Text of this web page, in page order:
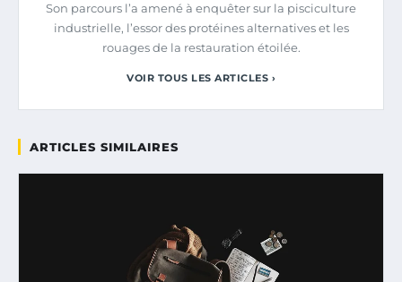
Son parcours l’a amené à enquêter sur la pisciculture
industrielle, l’essor des protéines alternatives et les
rouages de la restauration étoilée.
VOIR TOUS LES ARTICLES ›
ARTICLES SIMILAIRES